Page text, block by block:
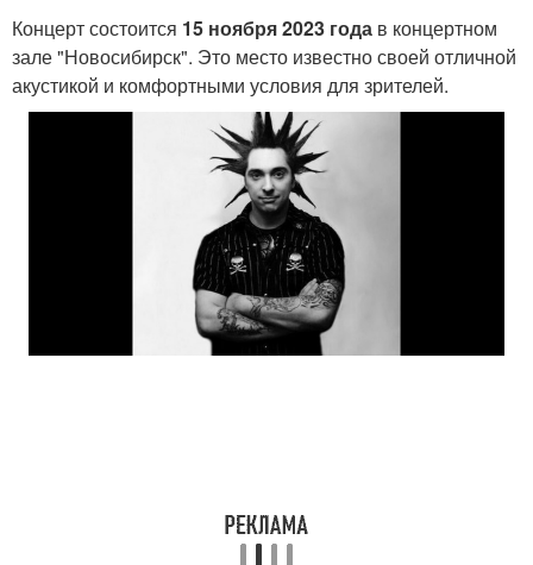
Концерт состоится 15 ноября 2023 года в концертном
зале "Новосибирск". Это место известно своей отличной
акустикой и комфортными условия для зрителей.